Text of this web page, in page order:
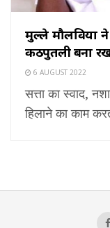
मुल्ले मौलवियों
कठपुतली बना
6 AUGUST 2022
सत्ता का स्वाद,
हिलाने का काम